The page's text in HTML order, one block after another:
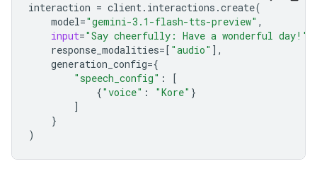
interaction = client. interactions .create(
model="gemini-3.1-flash-tts-preview" ,
input="Say cheerfully: Have a wonderful day!"
response_modalities=[ "audio" ],
generation_config={
"speech_config" :
[
{"voice" : "Kore" }
]
}
)